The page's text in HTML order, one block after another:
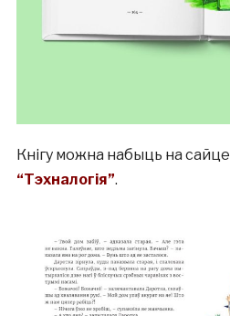
Кнігу можна набыць на сайце
“Тэхналогія”.